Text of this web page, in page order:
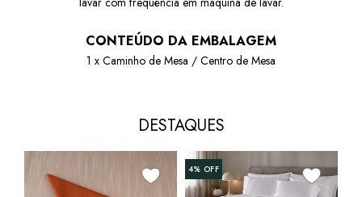
CONTEÚDO DA EMBALAGEM
1 x Caminho de Mesa / Centro de Mesa
DESTAQUES
4% OFF